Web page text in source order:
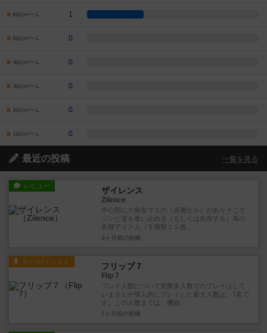
6点のゲーム 1
5点のゲーム 0
4点のゲーム 0
3点のゲーム 0
2点のゲーム 0
1点のゲーム 0
最近の投稿 一覧を見る
レビュー ザイレンス
Zilence
中心部に六角形マスの（高層ビル）がありそこで
ゾンビ達を食い止める（もしくは生存する）為の
各種アイテム（９種類１２枚...
3ヶ月前 の投稿
ルール/インスト フリップ７
Flip 7
プレイ人数について実際多人数でのプレイはして
いませんが個人的にプレイした最大人数は、7名で
す。この人数までは、機能...
7ヶ月前 の投稿